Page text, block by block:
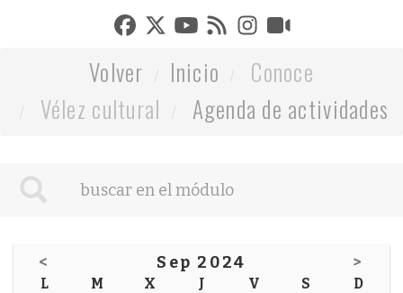
Volver Inicio
Conoce
Vélez cultural
Agenda de actividades
< Sep 2024 >
L M X J V S D